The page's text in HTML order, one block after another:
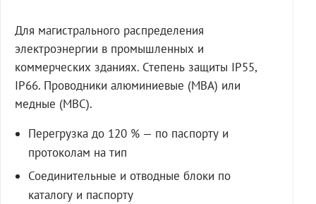
Для магистрального распределения
электроэнергии в промышленных и
коммерческих зданиях. Степень защиты IP55,
IP66. Проводники алюминиевые (МВА) или
медные (МВС).
Перегрузка до 120 % — по паспорту и
протоколам на тип
Соединительные и отводные блоки по
каталогу и паспорту